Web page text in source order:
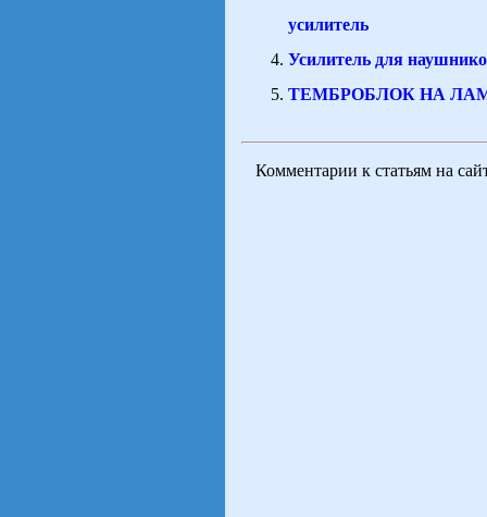
усилитель
Усилитель для
ТЕМБРОБЛОК НА
Комментарии к статьям на